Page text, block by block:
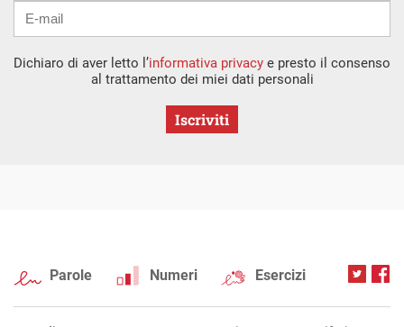
Dichiaro di aver letto l’informativa privacy e presto il consenso
al trattamento dei miei dati personali
Iscriviti
Parole Numeri Esercizi